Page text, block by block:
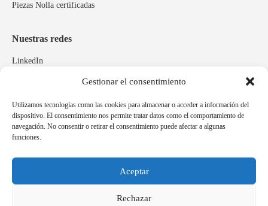
Gestionar el consentimiento
Utilizamos tecnologías como las cookies para almacenar o acceder a información del
dispositivo. El consentimiento nos permite tratar datos como el comportamiento de
navegación. No consentir o retirar el consentimiento puede afectar a algunas
funciones.
Aceptar
Rechazar
Piezas Nolla certificadas
Nuestras redes
LinkedIn
Marcas relacionadas